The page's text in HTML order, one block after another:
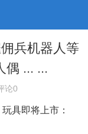
兵机器人等
偶 ... ...
论0
具即将上市：